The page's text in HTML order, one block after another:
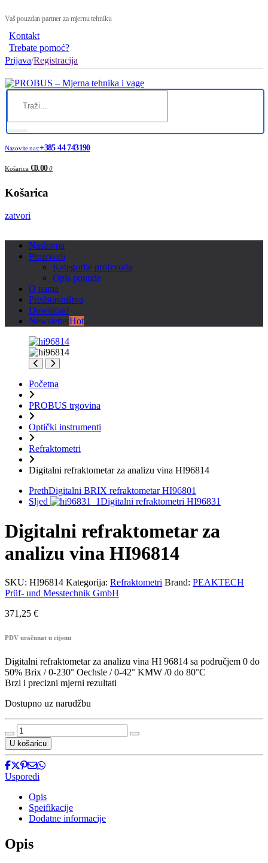
Vaš pouzdan partner za mjernu tehniku
Kontakt
Trebate pomoć?
Prijava/Registracija
Nazovite nas:+385 44 743190
Košarica €0.00 0
Košarica
zatvori
Naslovna
Proizvodi
Kategorije proizvoda
Opis ponude
O nama
Predstavništva
Download
NewsletterHot
Početna
PROBUS trgovina
Optički instrumenti
Refraktometri
Digitalni refraktometar za analizu vina HI96814
PrethDigitalni BRIX refraktometar HI96801
Sljed
Digitalni refraktometri HI96831
Digitalni refraktometar za
analizu vina HI96814
SKU: HI96814 Kategorija: Refraktometri Brand: PEAKTECH
Prüf- und Messtechnik GmbH
371,25 €
PDV uračunat u cijenu
Digitalni refraktometar za analizu vina HI 96814 sa područjem 0 do
50% Brix / 0-230° Oechsle / 0-42° KMW /0 do 80°C
Brzi i precizni mjerni rezultati
Dostupno uz narudžbu
Digitalni
refraktometar
za
analizu
vina
HI96814
količina
U košaricu
Usporedi
Opis
Speifikacije
Dodatne informacije
Opis